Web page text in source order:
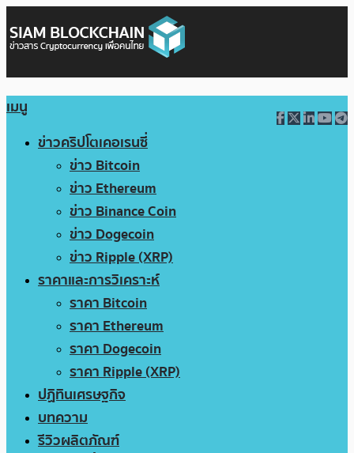
เมนู
ข่าวคริปโตเคอเรนซี่
ข่าว Bitcoin
ข่าว Ethereum
ข่าว Binance Coin
ข่าว Dogecoin
ข่าว Ripple (XRP)
ราคาและการวิเคราะห์
ราคา Bitcoin
ราคา Ethereum
ราคา Dogecoin
ราคา Ripple (XRP)
ปฏิทินเศรษฐกิจ
บทความ
รีวิวผลิตภัณฑ์